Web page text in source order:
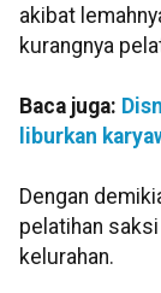
akibat
kurangnya
Baca juga:
liburkan
Dengan
pelatihan
kelurahan.